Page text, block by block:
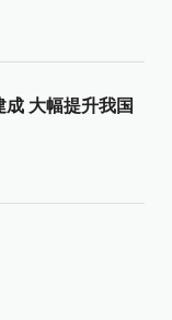
大幅提升我国